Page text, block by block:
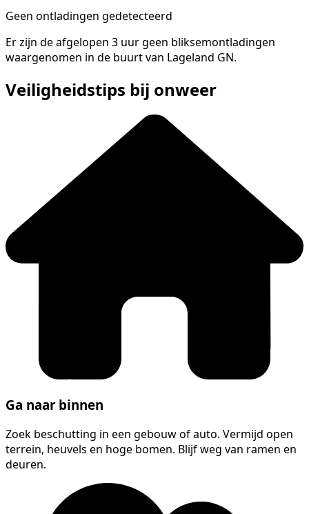
Geen ontladingen gedetecteerd
Er zijn de afgelopen 3 uur geen bliksemontladingen
waargenomen in de buurt van Lageland GN.
Veiligheidstips bij onweer
Ga naar binnen
Zoek beschutting in een gebouw of auto. Vermijd open
terrein, heuvels en hoge bomen. Blijf weg van ramen en
deuren.